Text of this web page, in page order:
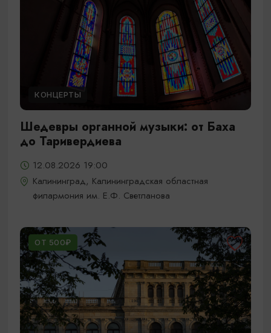
КОНЦЕРТЫ
Шедевры органной музыки: от Баха
до Таривердиева
12.08.2026 19:00
Калининград, Калининградская областная
филармония им. Е.Ф. Светланова
ОТ 500₽